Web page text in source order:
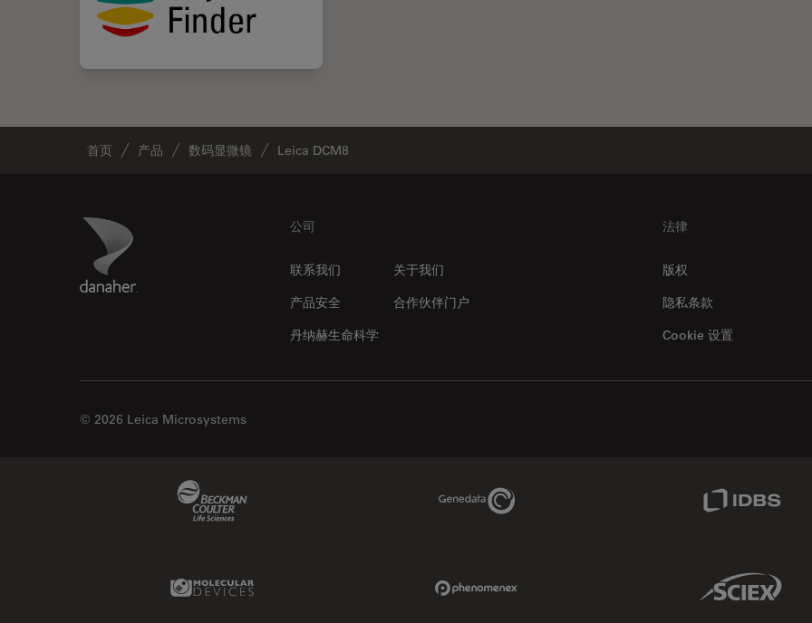
首页 产品 数码显微镜 Leica DCM8
Danaher Logo 公司
联系我们
关于我们
产品安全
合作伙伴门户
丹纳赫生命科学
法律
版权
隐私条款
Cookie 设置
© 2026 Leica Microsystems
Genedata Link
Molecular Devices Link Sciex Link